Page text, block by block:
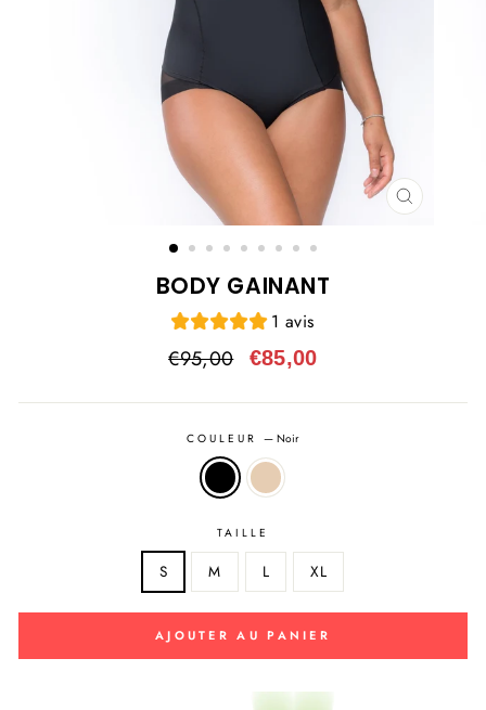
FERMER
BODY GAINANT
1 avis
Prix
régulier
€95,00
Prix
réduit
€85,00
COULEUR—Noir
TAILLE
S M L XL
AJOUTER AU PANIER